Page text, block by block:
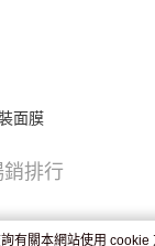
認後2-4個工作天到
面膜
排行
有關本網站使用 cookie